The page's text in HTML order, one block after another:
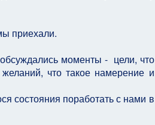
приехали.
моменты - цели, что
что такое намерение и
состояния поработать с нами в